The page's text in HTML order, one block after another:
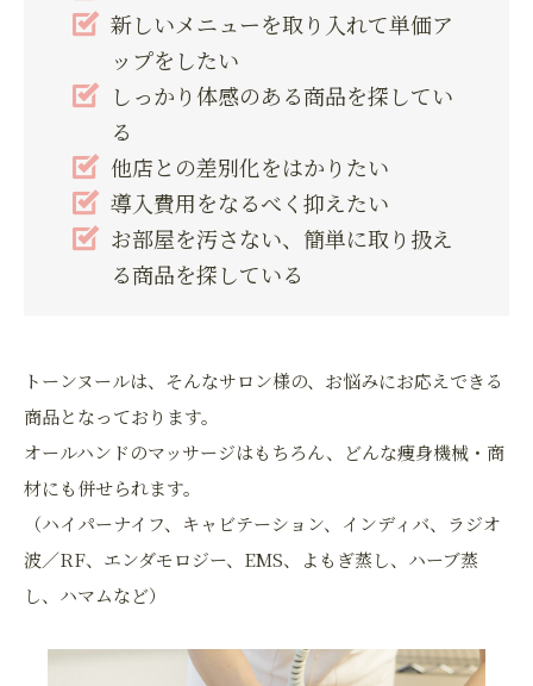
新しいメニューを取り入れて単価ア
ップをしたい
しっかり体感のある商品を探してい
る
他店との差別化をはかりたい
導入費用をなるべく抑えたい
お部屋を汚さない、簡単に取り扱え
る商品を探している
トーンヌールは、そんなサロン様の、お悩みにお応えできる
商品となっております。
オールハンドのマッサージはもちろん、どんな痩身機械・商
材にも併せられます。
（ハイパーナイフ、キャビテーション、インディバ、ラジオ
波／RF、エンダモロジー、EMS、よもぎ蒸し、ハーブ蒸
し、ハマムなど）